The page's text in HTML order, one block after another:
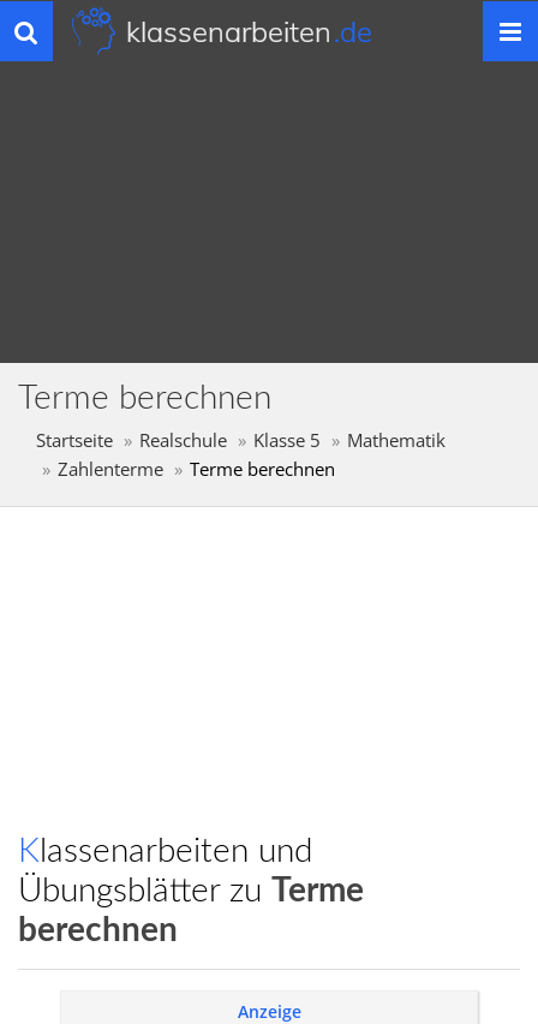
Toggle
navigation
klassenarbeiten.de
Terme berechnen
Startseite Realschule Klasse 5
Mathematik
Zahlenterme
Terme berechnen
Klassenarbeiten und
Übungsblätter zu Terme
berechnen
Anzeige